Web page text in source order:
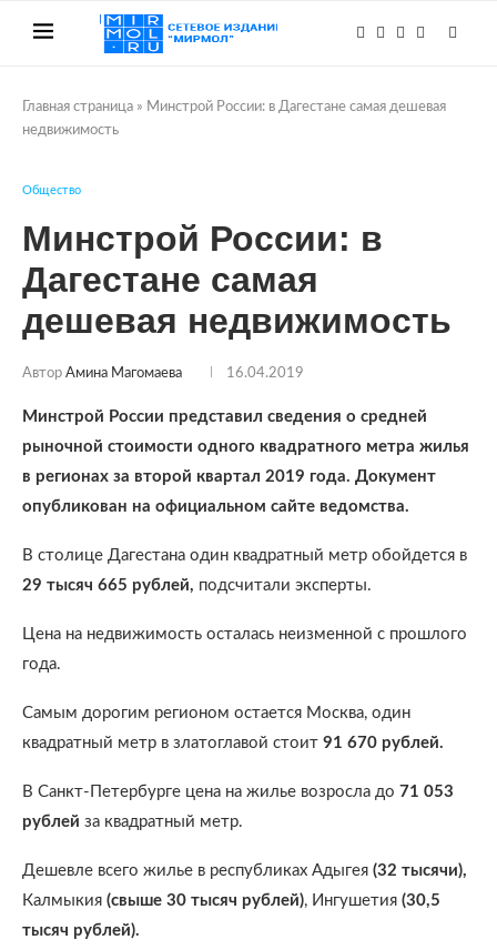
Главная страница » Минстрой России: в Дагестане самая дешевая
недвижимость
Общество
Минстрой России: в
Дагестане самая
дешевая недвижимость
Автор Амина Магомаева 16.04.2019
Минстрой России представил сведения о средней
рыночной стоимости одного квадратного метра жилья
в регионах за второй квартал 2019 года. Документ
опубликован на официальном сайте ведомства.
В столице Дагестана один квадратный метр обойдется в
29 тысяч 665 рублей, подсчитали эксперты.
Цена на недвижимость осталась неизменной с прошлого
года.
Самым дорогим регионом остается Москва, один
квадратный метр в златоглавой стоит 91 670 рублей.
В Санкт-Петербурге цена на жилье возросла до 71 053
рублей за квадратный метр.
Дешевле всего жилье в республиках Адыгея (32 тысячи),
Калмыкия (свыше 30 тысяч рублей), Ингушетия (30,5
тысяч рублей).